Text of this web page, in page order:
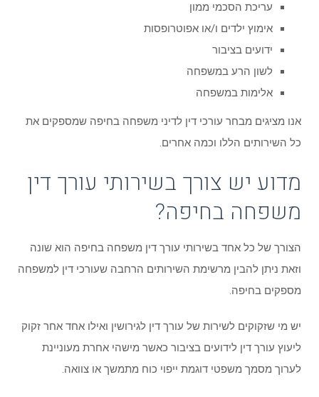
עריכת הסכמי ממון
אימוץ ילדים ו/או אפוטרופסות
ידועים בציבור
לשון הרע במשפחה
אלימות במשפחה
אנו מציגים מבחר עורכי דין לדיני משפחה בחיפה שמספקים את
כל השירותים הללו וכמה אחרים.
מדוע יש צורך בשירותי עורך דין
משפחה בחיפה?
הצורך של כל אחד בשירותי עורך דין משפחה בחיפה הוא שונה
וזאת ניתן להבין מרשימת השירותים הרחבה שעורכי דין למשפחה
מספקים בחיפה.
יש מי שזקוקים לשירות של עורך דין לגירושין ואילו אחד אחר זקוק
ליעוץ עורך דין לידועים בציבור כאשר מישהי אחרת מעוניינת
לערוך מסמך משפטי דוגמת ייפוי כוח מתמשך או צוואה.